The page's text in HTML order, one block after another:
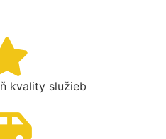
kvality služieb